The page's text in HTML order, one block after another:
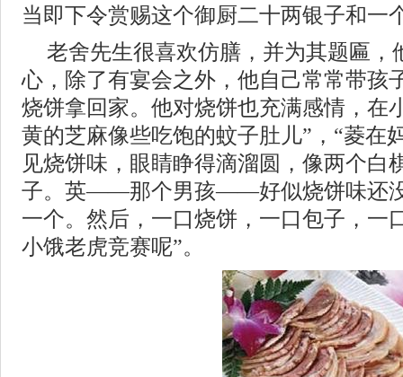
当即下令赏赐这个御厨二十两银子和一
老舍先生很喜欢仿膳，并为其题匾，
心，除了有宴会之外，他自己常常带孩
烧饼拿回家。他对烧饼也充满感情，在
黄的芝麻像些吃饱的蚊子肚儿”，“菱在
见烧饼味，眼睛睁得滴溜圆，像两个白
子。英——那个男孩——好似烧饼味还
一个。然后，一口烧饼，一口包子，一
小饿老虎竞赛呢”。